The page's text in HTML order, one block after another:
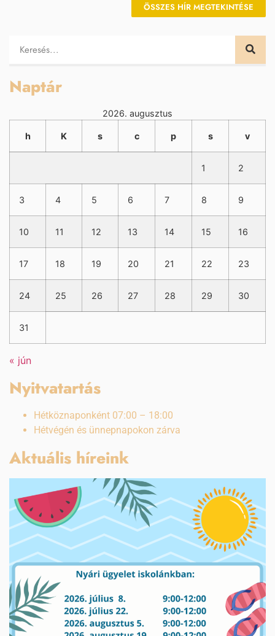
ÖSSZES HÍR MEGTEKINTÉSE
Naptár
2026. augusztus
h K s c p s v
1 2
3 4 5 6 7 8 9
10 11 12 13 14 15 16
17 18 19 20 21 22 23
24 25 26 27 28 29 30
31
« jún
Nyitvatartás
Hétköznaponként 07:00 – 18:00
Hétvégén és ünnepnapokon zárva
Aktuális híreink